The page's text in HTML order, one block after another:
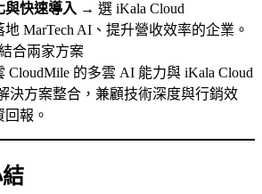
與快速導入 → 選 iKala Cloud
MarTech AI、提升營收效率的企業。
合兩家方案
CloudMile 的多雲 AI 能力與 iKala Cloud
決方案整合，兼顧技術深度與行銷效
報。